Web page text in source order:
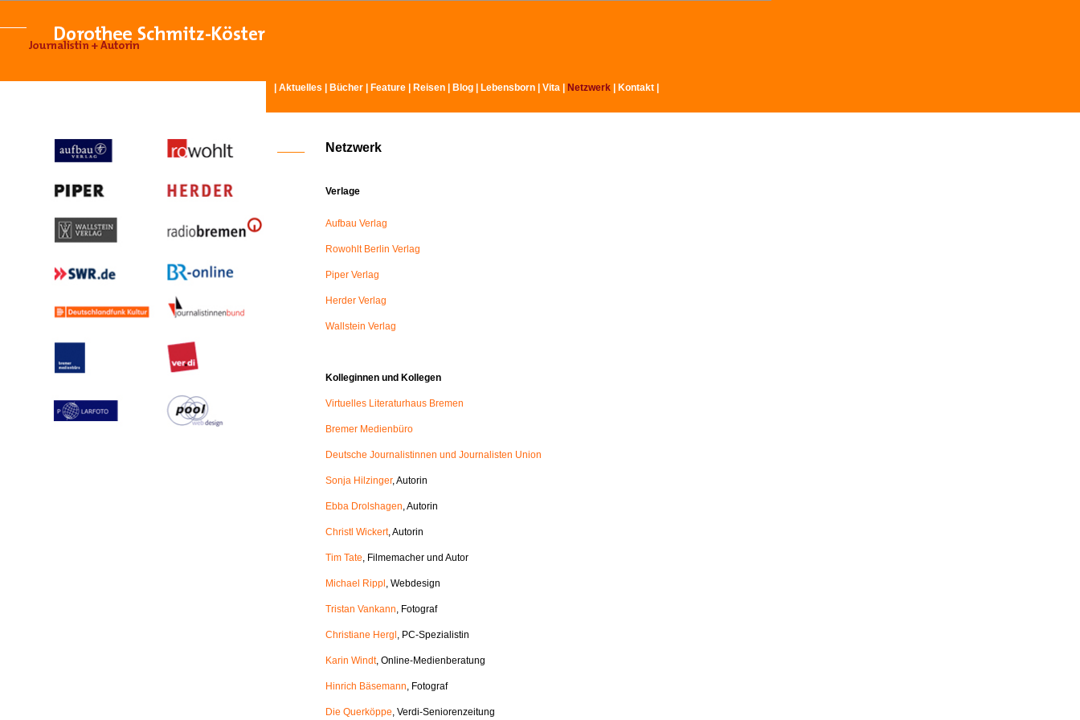
Aktuelles Bücher Feature Reisen Blog Lebensborn Vita Netzwerk Kontakt
Netzwerk
Verlage
Aufbau Verlag
Rowohlt Berlin Verlag
Piper Verlag
Herder Verlag
Wallstein Verlag
Kolleginnen und Kollegen
Virtuelles Literaturhaus Bremen
Bremer Medienbüro
Deutsche Journalistinnen und Journalisten Union
Sonja Hilzinger, Autorin
Ebba Drolshagen, Autorin
Christl Wickert, Autorin
Tim Tate, Filmemacher und Autor
Michael Rippl , Webdesign
Tristan Vankann, Fotograf
Christiane Hergl , PC-Spezialistin
Karin Windt, Online-Medienberatung
Hinrich Bäsemann, Fotograf
Die Querköppe, Verdi-Seniorenzeitung